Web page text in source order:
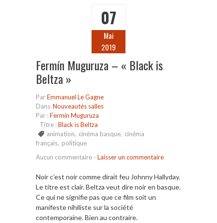
07
Mai
2019
Fermín Muguruza – « Black is
Beltza »
ParEmmanuel Le Gagne
Dans Nouveautés salles
Par :Fermín Muguruza
Titre :Black is Beltza
animation, cinéma basque, cinéma
français, politique
Aucun commentaire - Laisser un commentaire
Noir c’est noir comme dirait feu Johnny Hallyday.
Le titre est clair. Beltza veut dire noir en basque.
Ce qui ne signifie pas que ce film soit un
manifeste nihiliste sur la société
contemporaine. Bien au contraire.